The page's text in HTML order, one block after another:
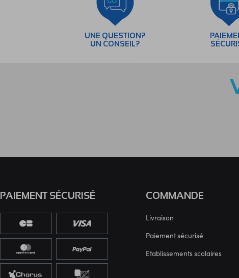
UNE QUESTION?
UN CONSEIL?
COMMANDE
Livraison
Paiement sécurisé
Etablissements scolaires
PAIEMENT SÉCURISÉ